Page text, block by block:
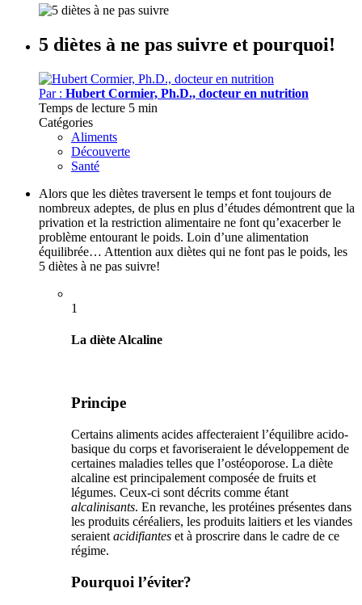
5 diètes à ne pas suivre et pourquoi!
Par : Hubert Cormier, Ph.D., docteur en nutrition
Temps de lecture 5 min
Catégories
Aliments
Découverte
Santé
Alors que les diètes traversent le temps et font toujours de
nombreux adeptes, de plus en plus d’études démontrent que la
privation et la restriction alimentaire ne font qu’exacerber le
problème entourant le poids. Loin d’une alimentation
équilibrée… Attention aux diètes qui ne font pas le poids, les
5 diètes à ne pas suivre!
1
La diète Alcaline
Principe
Certains aliments acides affecteraient l’équilibre acido-
basique du corps et favoriseraient le développement de
certaines maladies telles que l’ostéoporose. La diète
alcaline est principalement composée de fruits et
légumes. Ceux-ci sont décrits comme étant
alcalinisants. En revanche, les protéines présentes dans
les produits céréaliers, les produits laitiers et les viandes
seraient acidifiantes et à proscrire dans le cadre de ce
régime.
Pourquoi l’éviter?